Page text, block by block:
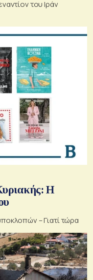
του Ιράν
Η
– Γιατί τώρα